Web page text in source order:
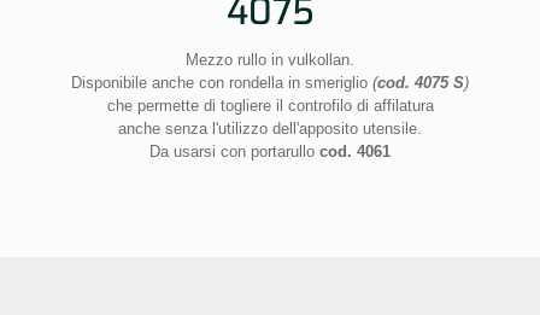
4075
Mezzo rullo in vulkollan.
Disponibile anche con rondella in smeriglio (cod. 4075 S)
che permette di togliere il controfilo di affilatura
anche senza l'utilizzo dell'apposito utensile.
Da usarsi con portarullo cod. 4061